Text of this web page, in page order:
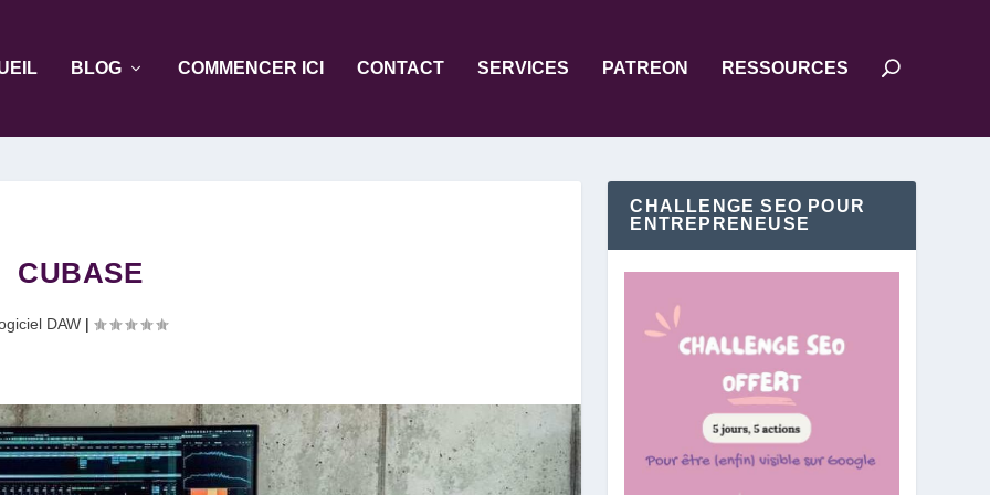
BLOG COMMENCER ICI CONTACT SERVICES PATREON RESSOURCES
CUBASE
DAW|
CHALLENGE SEO POUR
ENTREPRENEUSE